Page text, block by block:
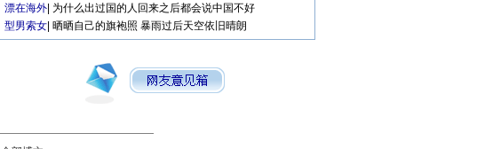
漂在海外 为什么出过国的人回来之后都会说中国不好
型男索女 晒晒自己的旗袍照 暴雨过后天空依旧晴朗